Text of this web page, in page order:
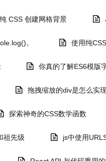
CSS 创建网格背景
。 使用纯
你真的了解ES6模版
拖拽缩放的div是怎么实
探索神奇的CSS数学函数
祖先级 js中使用